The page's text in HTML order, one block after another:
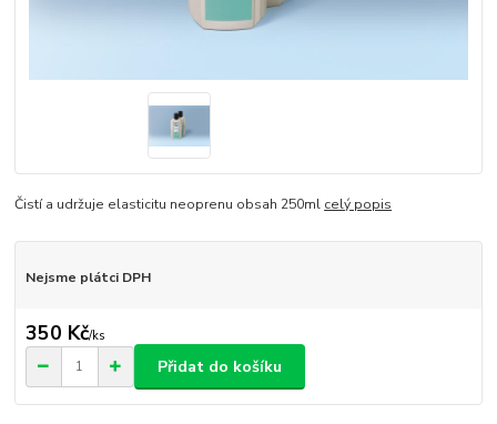
Čistí a udržuje elasticitu neoprenu obsah 250ml celý popis
Nejsme plátci DPH
350 Kč/ks
Přidat do košíku